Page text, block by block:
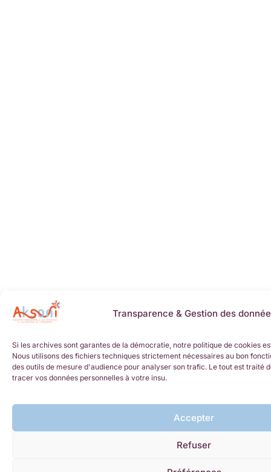
Transparence & Gestion des
Si les archives sont garantes de la démocratie, notre politique de cookies
Nous utilisons des fichiers techniques strictement nécessaires au bon
des outils de mesure d'audience pour analyser son trafic. Le tout est traité
tracer vos données personnelles à votre insu.
Accepter
Refuser